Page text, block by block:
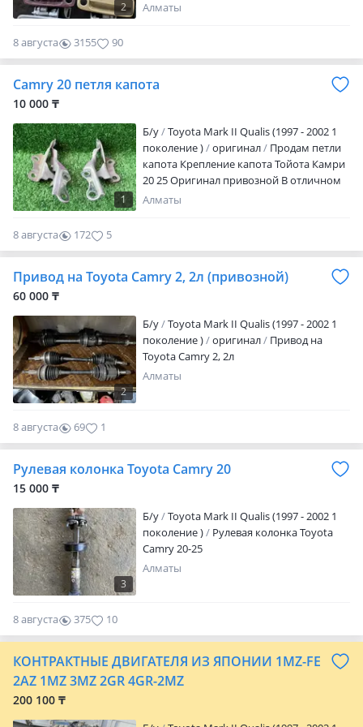
2
Алматы
8 августа 3155 90
Camry 20 петля капота
10 000 ₸
1
Б/y
Toyota Mark II Qualis (1997 - 2002 1
поколение )
оригинал
Продам петли
капота Крепление капота Тойота Камри
20 25 Оригинал привозной В отличном
состоянии Цена за пару
Алматы
8 августа 172 5
Привод на Toyota Camry 2, 2л (привозной)
60 000 ₸
2
Б/y
Toyota Mark II Qualis (1997 - 2002 1
поколение )
оригинал
Привод на
Toyota Camry 2, 2л
Алматы
8 августа 69 1
Рулевая колонка Toyota Camry 20
15 000 ₸
3
Б/y
Toyota Mark II Qualis (1997 - 2002 1
поколение )
Рулевая колонка Toyota
Camry 20-25
Алматы
8 августа 375 10
КОНТРАКТНЫЕ ДВИГАТЕЛЯ ИЗ ЯПОНИИ 1MZ-FE
2AZ 1MZ 3MZ 2GR 4GR-2MZ
200 100 ₸